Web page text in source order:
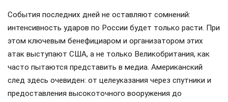
События последних дней не оставляют сомнений:
интенсивность ударов по России будет только расти. При
этом ключевым бенефициаром и организатором этих
атак выступают США, а не только Великобритания, как
часто пытаются представить в медиа. Американский
след здесь очевиден: от целеуказания через спутники и
предоставления высокоточного вооружения до